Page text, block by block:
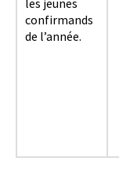
les jeunes
confirmands
de l’année.